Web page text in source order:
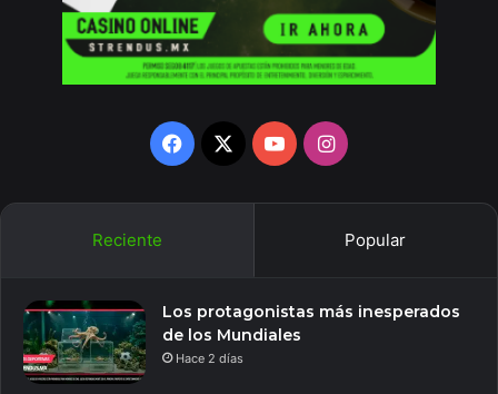
Facebook
X YouTubeInstagram
Reciente Popular
Los protagonistas más inesperados
de los Mundiales
Hace 2 días